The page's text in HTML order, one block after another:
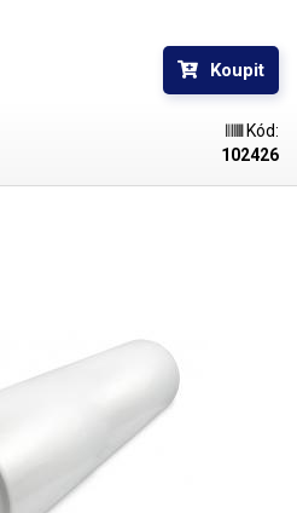
Koupit
Kód:
102426